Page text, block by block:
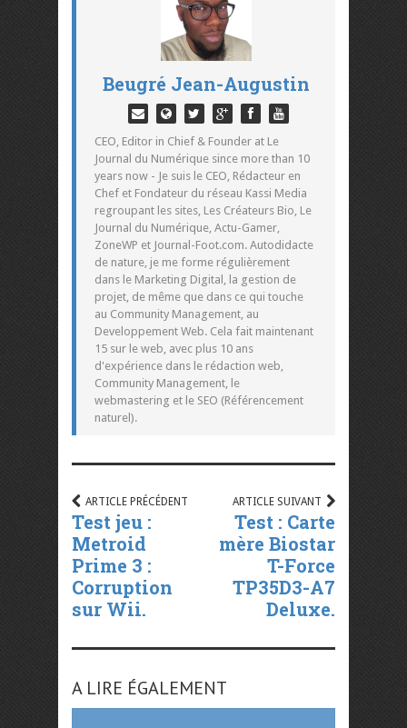
Beugré Jean-Augustin
CEO, Editor in Chief & Founder at Le
Journal du Numérique since more than 10
years now - Je suis le CEO, Rédacteur en
Chef et Fondateur du réseau Kassi Media
regroupant les sites, Les Créateurs Bio, Le
Journal du Numérique, Actu-Gamer,
ZoneWP et Journal-Foot.com. Autodidacte
de nature, je me forme régulièrement
dans le Marketing Digital, la gestion de
projet, de même que dans ce qui touche
au Community Management, au
Developpement Web. Cela fait maintenant
15 sur le web, avec plus 10 ans
d'expérience dans le rédaction web,
Community Management, le
webmastering et le SEO (Référencement
naturel).
ARTICLE PRÉCÉDENT
Test jeu :
Metroid
Prime 3 :
Corruption
sur Wii.
ARTICLE SUIVANT
Test : Carte
mère Biostar
T-Force
TP35D3-A7
Deluxe.
A LIRE ÉGALEMENT